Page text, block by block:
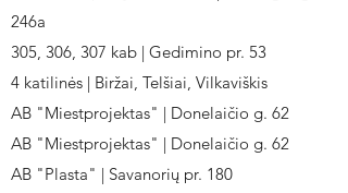
246a
305, 306, 307 kab | Gedimino pr. 53
4 katilinės | Biržai, Telšiai, Vilkaviškis
AB "Miestprojektas" | Donelaičio g. 62
AB "Miestprojektas" | Donelaičio g. 62
AB "Plasta" | Savanorių pr. 180